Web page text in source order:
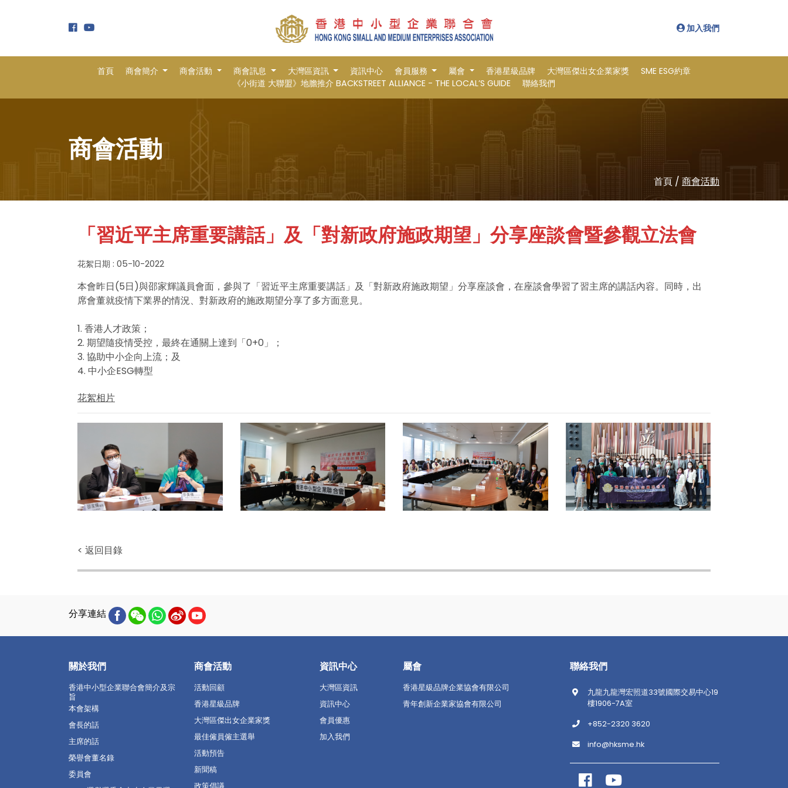
加入我們
首頁 商會簡介 商會活動 商會訊息 大灣區資訊 資訊中心 會員服務 屬會 香港星級品牌 大灣區傑出女企業家獎
SME ESG約章
《小街道 大聯盟》地膽推介 BACKSTREET ALLIANCE - THE LOCAL’S GUIDE
聯絡我們
商會活動
首頁 / 商會活動
「習近平主席重要講話」及「對新政府施政期望」分享座談會暨參觀立法會
花絮日期 : 05-10-2022
本會昨日(5日)與邵家輝議員會面，參與了「習近平主席重要講話」及「對新政府施政期望」分享座談會，在座談會學習了習主席的講話內容。同時，出
席會董就疫情下業界的情況、對新政府的施政期望分享了多方面意見。
1. 香港人才政策；
2. 期望隨疫情受控，最終在通關上達到「0+0」；
3. 協助中小企向上流；及
4. 中小企ESG轉型
花絮相片
< 返回目錄
分享連結
關於我們
香港中小型企業聯合會簡介及宗
旨
本會架構
會長的話
主席的話
榮譽會董名錄
委員會
商會活動
活動回顧
香港星級品牌
大灣區傑出女企業家獎
最佳僱員僱主選舉
活動預告
新聞稿
政策倡議
資訊中心
大灣區資訊
資訊中心
會員優惠
加入我們
屬會
香港星級品牌企業協會有限公司
青年創新企業家協會有限公司
聯絡我們
九龍九龍灣宏照道33號國際交易中心19
樓1906-7A室
+852-2320 3620
info@hksme.hk